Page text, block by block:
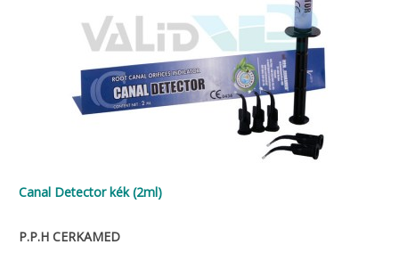
Canal Detector kék (2ml)
P.P.H CERKAMED